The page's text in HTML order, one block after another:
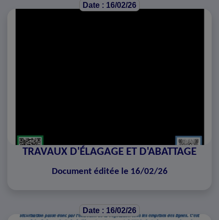
Date : 16/02/26
TRAVAUX D'ÉLAGAGE ET D'ABATTAGE
Document éditée le 16/02/26
Date : 16/02/26